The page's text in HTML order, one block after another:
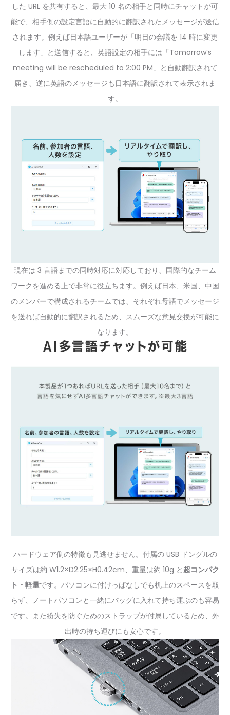
した URL を共有すると、最大 10 名の相手と同時にチャットが可
能で、相手側の設定言語に自動的に翻訳されたメッセージが送信
されます。例えば日本語ユーザーが「明日の会議を 14 時に変更
します」と送信すると、英語設定の相手には「Tomorrow’s
meeting will be rescheduled to 2:00 PM」と自動翻訳されて
届き、逆に英語のメッセージも日本語に翻訳されて表示されま
す。
現在は 3 言語までの同時対応に対応しており、国際的なチーム
ワークを進める上で非常に役立ちます。例えば日本、米国、中国
のメンバーで構成されるチームでは、それぞれ母語でメッセージ
を送れば自動的に翻訳されるため、スムーズな意見交換が可能に
なります。
ハードウェア側の特徴も見逃せません。付属の USB ドングルの
サイズは約 W1.2×D2.25×H0.42cm、重量は約 10g と超コンパク
ト・軽量です。パソコンに付けっぱなしでも机上のスペースを取
らず、ノートパソコンと一緒にバッグに入れて持ち運ぶのも容易
です。また紛失を防ぐためのストラップが付属しているため、外
出時の持ち運びにも安心です。